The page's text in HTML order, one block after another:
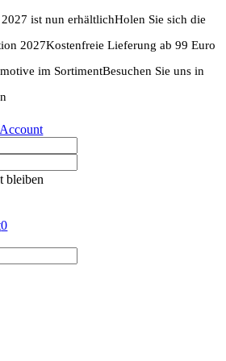
ist nun erhältlichHolen Sie sich die
2027Kostenfreie Lieferung ab 99 Euro
im SortimentBesuchen Sie uns in
bleiben
0